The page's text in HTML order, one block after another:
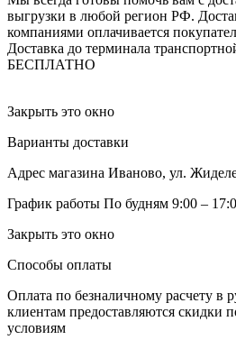
выгрузки в любой регион РФ.
компаниями оплачивается
Доставка до терминала
БЕСПЛАТНО
Закрыть это окно
Варианты доставки
Адрес магазина Иваново, ул.
График работы По будням 9:00 –
Закрыть это окно
Способы оплаты
Оплата по безналичному расчету в
клиентам предоставляются скидки
условиям